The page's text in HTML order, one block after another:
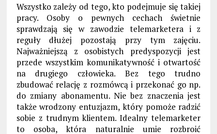
Wszystko zależy od tego, kto podejmuje się takiej
pracy. Osoby o pewnych cechach świetnie
sprawdzają się w zawodzie telemarketera i z
reguły dłużej pozostają przy tym zajęciu.
Najważniejszą z osobistych predyspozycji jest
przede wszystkim komunikatywność i otwartość
na drugiego człowieka. Bez tego trudno
zbudować relację z rozmówcą i przekonać go np.
do zmiany abonamentu. Nie bez znaczenia jest
także wrodzony entuzjazm, który pomoże radzić
sobie z trudnym klientem. Idealny telemarketer
to osoba, która naturalnie umie rozbroić